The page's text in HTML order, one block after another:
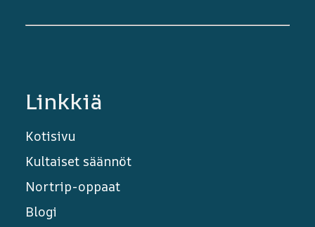
Linkkiä
Kotisivu
Kultaiset säännöt
Nortrip-oppaat
Blogi